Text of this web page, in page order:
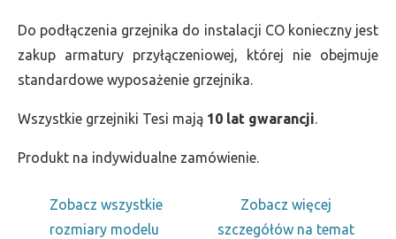
Do podłączenia grzejnika do instalacji CO konieczny jest
zakup armatury przyłączeniowej, której nie obejmuje
standardowe wyposażenie grzejnika.
Wszystkie grzejniki Tesi mają 10 lat gwarancji.
Produkt na indywidualne zamówienie.
Zobacz wszystkie
rozmiary modelu
Zobacz więcej
szczegółów na temat